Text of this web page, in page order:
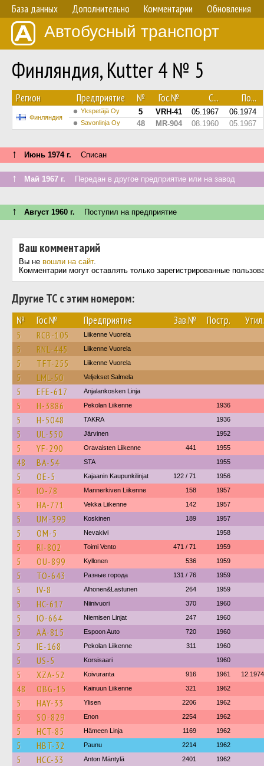
База данных Дополнительно Комментарии Обновления
Автобусный транспорт
Финляндия, Kutter 4 № 5
Регион Предприятие № Гос.№ С... По...
Финляндия
Ykspetäjä Oy 5 VRH-41 05.1967 06.1974
Savonlinja Oy 48 MR-904 08.1960 05.1967
↑ Июнь 1974 г. Списан
↑ Май 1967 г. Передан в другое предприятие или на завод
↑ Август 1960 г. Поступил на предприятие
Ваш комментарий
Вы не вошли на сайт.
Комментарии могут оставлять только зарегистрированные
Другие ТС с этим номером:
№ Гос.№ Предприятие Зав.№ Постр. Утил.
5 RCB-105 Liikenne Vuorela
5 RNL-445 Liikenne Vuorela
5 TFT-255 Liikenne Vuorela
5 LML-50 Veljekset Salmela
5 EFE-617 Anjalankosken Linja
5 H-3886 Pekolan Liikenne 1936
5 H-5048 TAKRA 1936
5 UL-550 Järvinen 1952
5 YF-290 Oravaisten Liikenne 441 1955
48 BA-54 STA 1955
5 OE-5 Kajaanin Kaupunkilinjat 122 / 71 1956
5 IO-78 Mannerkiven Liikenne 158 1957
5 HA-771 Vekka Liikenne 142 1957
5 UM-399 Koskinen 189 1957
5 OM-5 Nevakivi 1958
5 RI-802 Toimi Vento 471 / 71 1959
5 OU-899 Kyllonen 536 1959
5 TO-643 Разные города 131 / 76 1959
5 IV-8 Alhonen&Lastunen 264 1959
5 HC-617 Niinivuori 370 1960
5 IÖ-664 Niemisen Linjat 247 1960
5 AÄ-815 Espoon Auto 720 1960
5 IE-168 Pekolan Liikenne 311 1960
5 US-5 Korsisaari 1960
5 XZA-52 Koivuranta 916 1961 12.1974
48 OBG-15 Kainuun Liikenne 321 1962
5 HAY-33 Ylisen 2206 1962
5 SO-829 Enon 2254 1962
5 HCT-85 Hämeen Linja 1169 1962
5 HBT-32 Paunu 2214 1962
5 HCC-33 Anton Mäntylä 2401 1962